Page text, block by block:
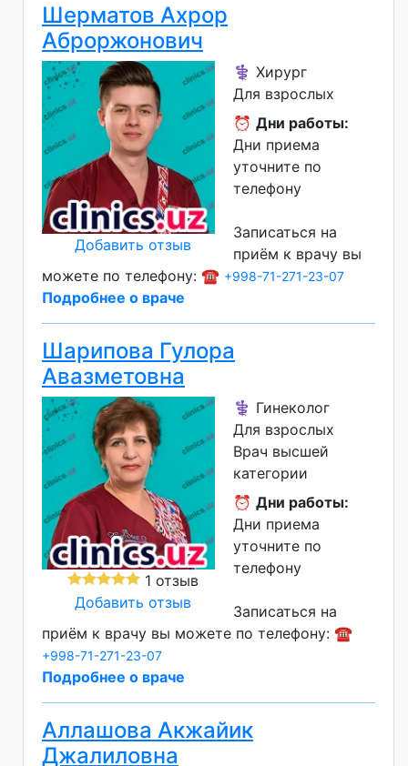
Шерматов Ахрор
Аброржонович
Добавить отзыв
⚕️ Хирург
Для взрослых
⏰ Дни работы:
Дни приема
уточните по
телефону
Записаться на
приём к врачу вы
можете по телефону: ☎️ +998-71-271-23-07
Подробнее о враче
Шарипова Гулора
Авазметовна
1 отзыв
Добавить отзыв
⚕️ Гинеколог
Для взрослых
Врач высшей
категории
⏰ Дни работы:
Дни приема
уточните по
телефону
Записаться на
приём к врачу вы можете по телефону: ☎️
+998-71-271-23-07
Подробнее о враче
Аллашова Акжайик
Джалиловна